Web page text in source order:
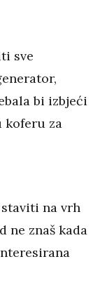
sve
bi izbjeći
koferu za
na vrh
ne znaš kada